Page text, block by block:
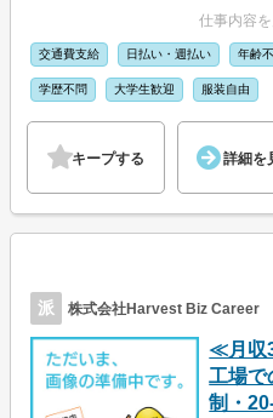
仕事内容
交通費支給 日払い・週払い 年齢
学歴不問 大学生歓迎 服装自由
キープする 詳細を
派 株式会社Harvest Biz Career
≪月収
工場で
制・